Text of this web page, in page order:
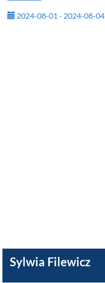
2024-08-01 - 2024-08-04
Sylwia Filewicz